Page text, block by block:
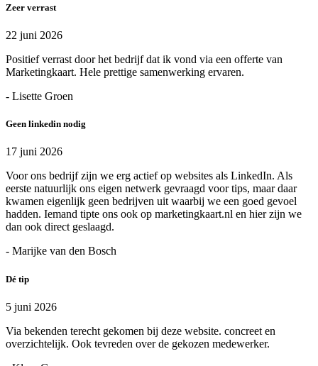
Zeer verrast
22 juni 2026
Positief verrast door het bedrijf dat ik vond via een offerte van
Marketingkaart. Hele prettige samenwerking ervaren.
- Lisette Groen
Geen linkedin nodig
17 juni 2026
Voor ons bedrijf zijn we erg actief op websites als LinkedIn. Als
eerste natuurlijk ons eigen netwerk gevraagd voor tips, maar daar
kwamen eigenlijk geen bedrijven uit waarbij we een goed gevoel
hadden. Iemand tipte ons ook op marketingkaart.nl en hier zijn we
dan ook direct geslaagd.
- Marijke van den Bosch
Dé tip
5 juni 2026
Via bekenden terecht gekomen bij deze website. concreet en
overzichtelijk. Ook tevreden over de gekozen medewerker.